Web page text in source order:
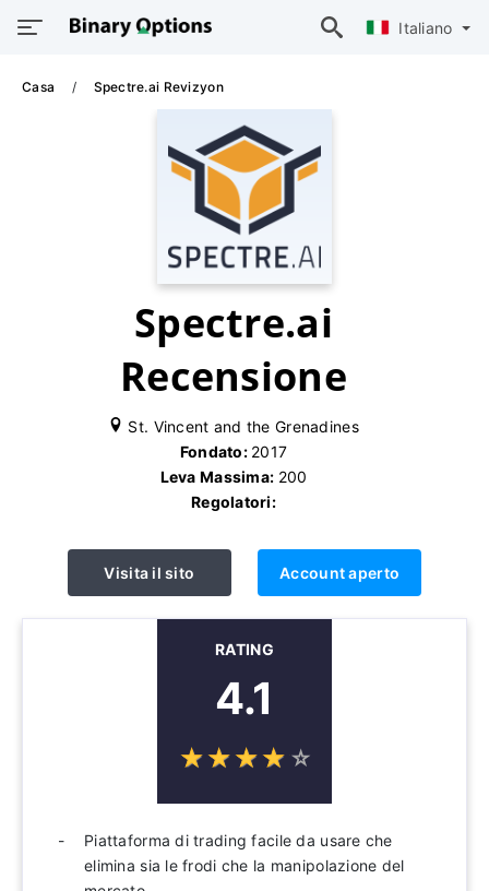
Italiano
Casa Spectre.ai Revizyon
Spectre.ai
Recensione
St. Vincent and the Grenadines
Fondato: 2017
Leva Massima: 200
Regolatori:
Visita il sito Account aperto
RATING
4.1
☆☆☆☆ ☆
★★★★ ★
Piattaforma di trading facile da usare che
elimina sia le frodi che la manipolazione del